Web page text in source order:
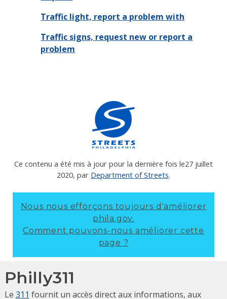
Traffic light, report a problem with
Traffic signs, request new or report a
problem
Ce contenu a été mis à jour pour la dernière fois le27 juillet
2020, par Department of Streets.
Nous nous efforçons toujours d'améliorer
phila.gov.
Comment pouvons-nous améliorer cette
page ?
Philly311
Le 311 fournit un accès direct aux informations, aux